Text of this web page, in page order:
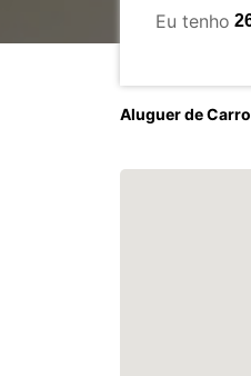
Eu tenho
Aluguer de